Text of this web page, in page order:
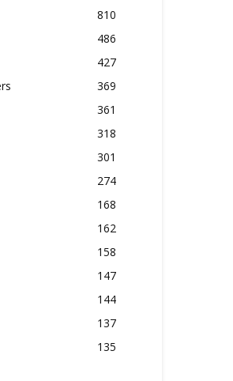
810
486
427
369
361
318
301
274
168
162
158
147
144
137
135